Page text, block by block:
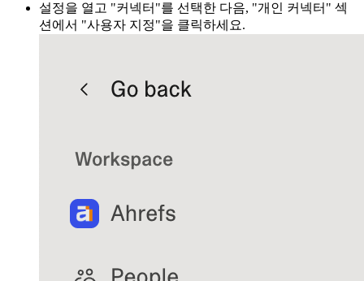
설정을 열고 "커넥터"를 선택한 다음, "개인 커넥터" 섹
션에서 "사용자 지정"을 클릭하세요.